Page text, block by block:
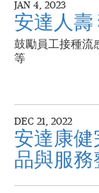
JAN 4, 2023
安達人壽
鼓勵員工接種流
等
DEC 21, 2022
安達康健
品與服務